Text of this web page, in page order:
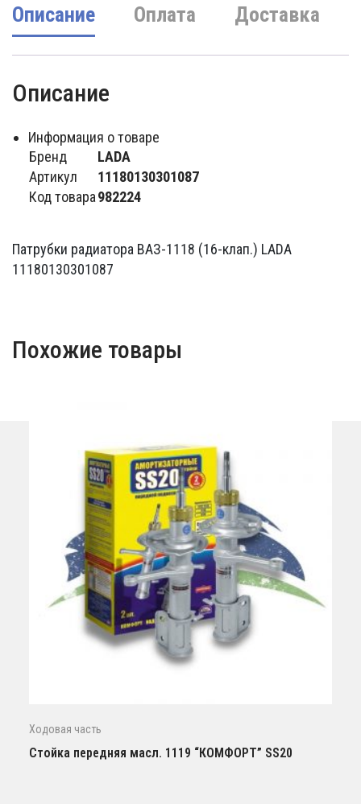
Описание Оплата Доставка
Описание
Информация о товаре
Бренд
LADA
Артикул
11180130301087
Код товара982224
Патрубки радиатора ВАЗ-1118 (16-клап.) LADA
11180130301087
Похожие товары
Ходовая часть
Стойка передняя масл. 1119 “КОМФОРТ” SS20